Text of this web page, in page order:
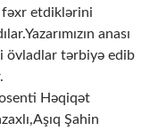
fəxr etdiklərini
anası
övladlar tərbiyə edib
Həqiqət
Şahin